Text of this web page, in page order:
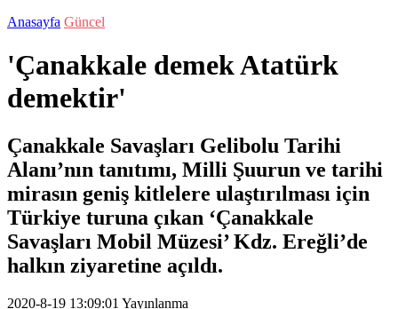
Anasayfa Güncel
'Çanakkale demek Atatürk
demektir'
Çanakkale Savaşları Gelibolu Tarihi
Alanı’nın tanıtımı, Milli Şuurun ve tarihi
mirasın geniş kitlelere ulaştırılması için
Türkiye turuna çıkan ‘Çanakkale
Savaşları Mobil Müzesi’ Kdz. Ereğli’de
halkın ziyaretine açıldı.
2020-8-19 13:09:01 Yayınlanma